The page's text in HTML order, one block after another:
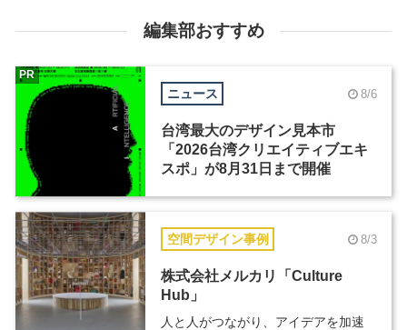
編集部おすすめ
ニュース 8/6
台湾最大のデザイン見本市
「2026台湾クリエイティブエキ
スポ」が8月31日まで開催
PR
空間デザイン事例 8/3
株式会社メルカリ「Culture
Hub」
人と人がつながり、アイデアを加速